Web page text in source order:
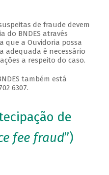
de fraude devem
do BNDES através
que a Ouvidoria possa
adequada é necessário
a respeito do caso.
também está
6307.
de
fee fraud”)